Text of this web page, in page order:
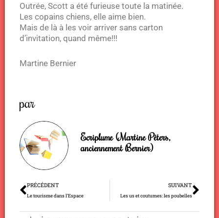
Outrée, Scott a été furieuse toute la matinée.
Les copains chiens, elle aime bien.
Mais de là à les voir arriver sans carton
d’invitation, quand même!!!
Martine Bernier
par
Ecriplume (Martine Péters,
anciennement Bernier)
Précédent
PRÉCÉDENT
Le tourisme dans l’Espace
SUIVANT
Les us et coutumes: les poubelles